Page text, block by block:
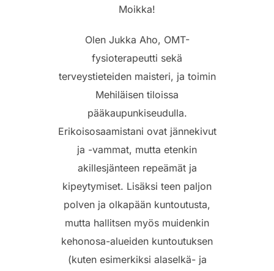
Moikka!
Olen Jukka Aho, OMT-
fysioterapeutti sekä
terveystieteiden maisteri, ja toimin
Mehiläisen tiloissa
pääkaupunkiseudulla.
Erikoisosaamistani ovat jännekivut
ja -vammat, mutta etenkin
akillesjänteen repeämät ja
kipeytymiset. Lisäksi teen paljon
polven ja olkapään kuntoutusta,
mutta hallitsen myös muidenkin
kehonosa-alueiden kuntoutuksen
(kuten esimerkiksi alaselkä- ja